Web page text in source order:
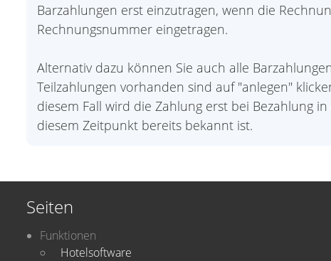
Barzahlungen erst einzutragen, wenn die
Rechnungsnummer eingetragen.
Alternativ dazu können Sie auch alle
Teilzahlungen vorhanden sind auf "anlegen"
diesem Fall wird die Zahlung erst bei Bezahlung
diesem Zeitpunkt bereits bekannt ist.
Seiten
Funktionen
Hotelsoftware